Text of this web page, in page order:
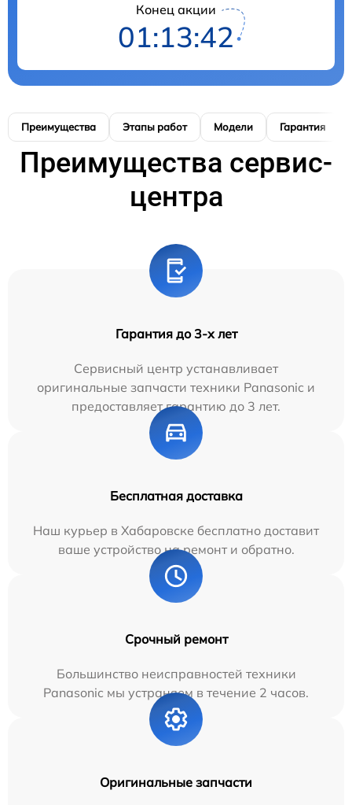
Конец акции
01:13:40
Преимущества Этапы работ Модели Гарантия
Преимущества сервис-
центра
Гарантия до 3-х лет
Сервисный центр устанавливает
оригинальные запчасти техники Panasonic и
предоставляет гарантию до 3 лет.
Бесплатная доставка
Наш курьер в Хабаровске бесплатно доставит
ваше устройство на ремонт и обратно.
Срочный ремонт
Большинство неисправностей техники
Panasonic мы устраняем в течение 2 часов.
Оригинальные запчасти